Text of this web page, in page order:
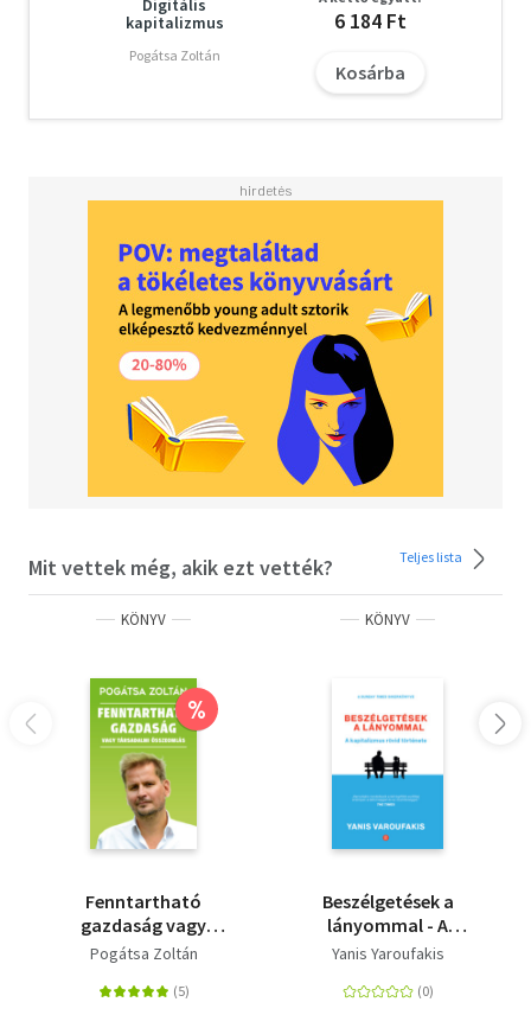
Fontos támpontot jelent Kelet-Közép-Európa
félperiférikus fejlődésének jobb megértéséhez."
Szilágyi István egyetemi tanár,
Pécsi Tudományegyetem Természettudományi Kar,
Digitális
kapitalizmus
Pogátsa Zoltán
6 184 Ft
Kosárba
Mit vettek még, akik ezt vették? Teljes lista
KÖNYV
%
Fenntartható
gazdaság vagy
társadalmi
Pogátsa Zoltán
KÖNYV
Beszélgetések a
lányommal - A
kapitalizmus rövid
Yanis Yaroufakis